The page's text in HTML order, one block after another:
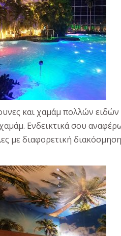
και χαμάμ πολλών
Ενδεικτικά σου
με διαφορετική